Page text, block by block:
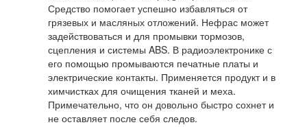
Средство помогает успешно избавляться от
грязевых и масляных отложений. Нефрас может
задействоваться и для промывки тормозов,
сцепления и системы ABS. В радиоэлектронике с
его помощью промываются печатные платы и
электрические контакты. Применяется продукт и в
химчистках для очищения тканей и меха.
Примечательно, что он довольно быстро сохнет и
не оставляет после себя следов.